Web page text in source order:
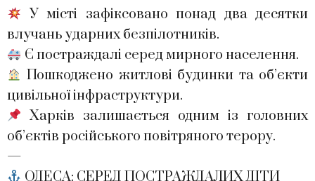
У місті зафіксовано понад два десятки
влучань ударних безпілотників.
Є постраждалі серед мирного населення.
Пошкоджено житлові будинки та об’єкти
цивільної інфраструктури.
Харків залишається одним із головних
об’єктів російського повітряного терору.
—
ОДЕСА: СЕРЕД ПОСТРАЖДАЛИХ ДІТИ